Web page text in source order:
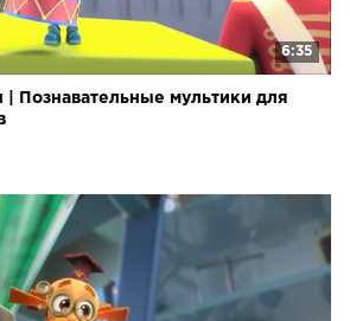
6:35
Познавательные мультики для